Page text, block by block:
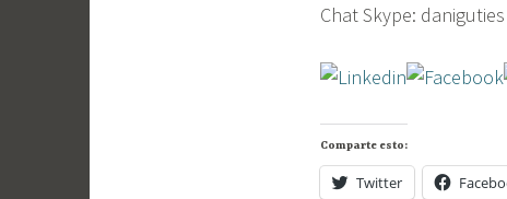
ChatSkype: daniguties
Comparte esto:
Twitter